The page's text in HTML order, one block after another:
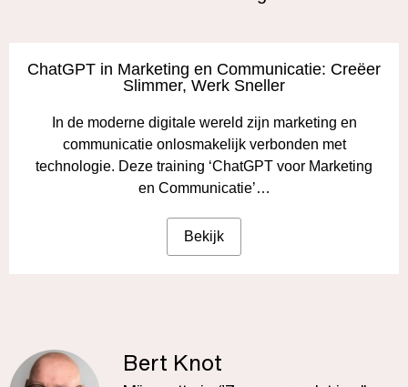
ChatGPT in Marketing en Communicatie: Creëer
Slimmer, Werk Sneller
In de moderne digitale wereld zijn marketing en
communicatie onlosmakelijk verbonden met
technologie. Deze training ‘ChatGPT voor Marketing
en Communicatie’…
Bekijk
Bert Knot